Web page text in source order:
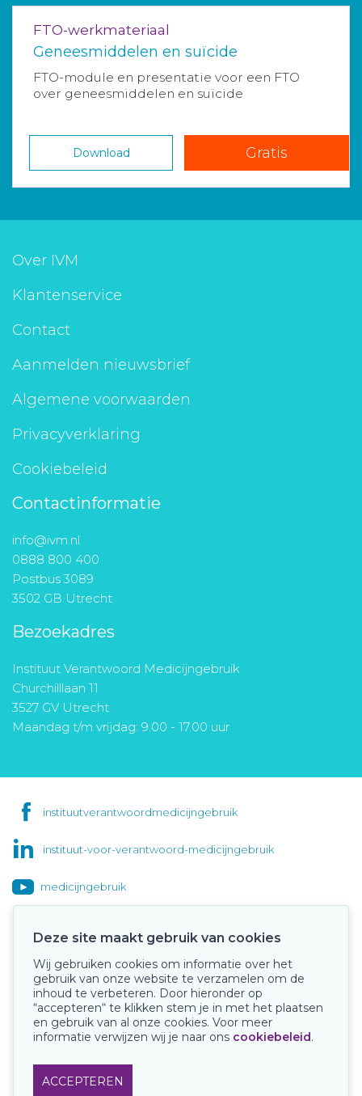
FTO-werkmateriaal
Geneesmiddelen en suïcide
FTO-module en presentatie voor een FTO
over geneesmiddelen en suïcide
Download Gratis
Over IVM
Klantenservice
Contact
Aanmelden nieuwsbrief
Algemene voorwaarden
Privacyverklaring
Cookiebeleid
Contactinformatie
info@ivm.nl
0888 800 400
Postbus 3089
3502 GB Utrecht
Bezoekadres
Instituut Verantwoord Medicijngebruik
Churchilllaan 11
3527 GV Utrecht
Maandag t/m vrijdag: 9.00 - 17.00 uur
instituutverantwoordmedicijngebruik
instituut-voor-verantwoord-medicijngebruik
medicijngebruik
Onze keurmerken
Deze site maakt gebruik van cookies
Wij gebruiken cookies om informatie over het
gebruik van onze website te verzamelen om de
inhoud te verbeteren. Door hieronder op
“accepteren“ te klikken stem je in met het plaatsen
en gebruik van al onze cookies. Voor meer
informatie verwijzen wij je naar ons cookiebeleid.
ACCEPTEREN